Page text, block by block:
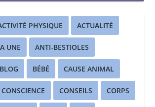
PHYSIQUE ACTUALITÉ
UNE ANTI-BESTIOLES
BLOG BÉBÉ CAUSE ANIMAL
CONSCIENCE CONSEILS CORPS